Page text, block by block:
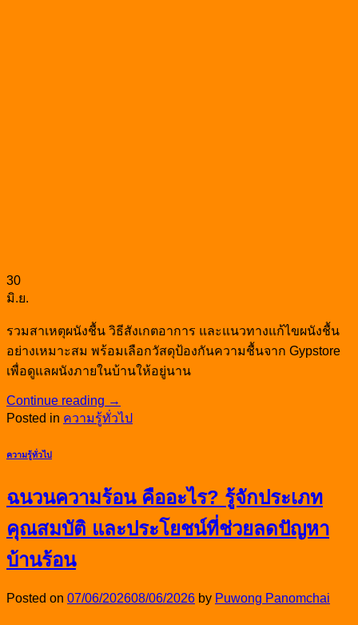
30
มิ.ย.
รวมสาเหตุผนังชื้น วิธีสังเกตอาการ และแนวทางแก้ไขผนังชื้น
อย่างเหมาะสม พร้อมเลือกวัสดุป้องกันความชื้นจาก Gypstore
เพื่อดูแลผนังภายในบ้านให้อยู่นาน
Continue reading →
Posted in ความรู้ทั่วไป
ความรู้ทั่วไป
ฉนวนความร้อน คืออะไร? รู้จักประเภท
คุณสมบัติ และประโยชน์ที่ช่วยลดปัญหา
บ้านร้อน
Posted on 07/06/202608/06/2026 by Puwong Panomchai